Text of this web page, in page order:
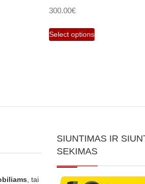
300.00€
Select options
, tai
SIUNTIMAS IR
SEKIMAS